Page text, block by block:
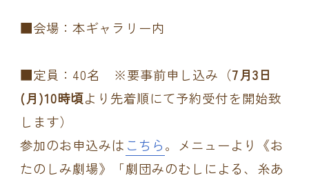
■会場：本ギャラリー内
■定員：40名 ※要事前申し込み（7月3日
(月)10時頃より先着順にて予約受付を開始致
します）
参加のお申込みは こちら。メニューより《お
たのしみ劇場》「劇団みのむしによる、糸あ